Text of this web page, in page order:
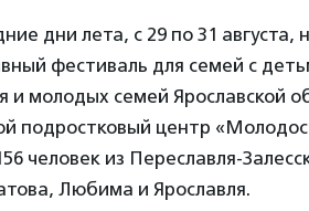
дни лета, с 29 по 31
фестиваль для семей с
и молодых семей Ярославской
подростковый центр
человек из Переславля-
Любима и Ярославля.